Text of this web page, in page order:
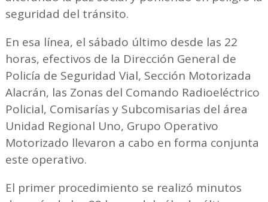
seguridad del tránsito.
En esa línea, el sábado último desde las 22
horas, efectivos de la Dirección General de
Policía de Seguridad Vial, Sección Motorizada
Alacrán, las Zonas del Comando Radioeléctrico
Policial, Comisarías y Subcomisarias del área
Unidad Regional Uno, Grupo Operativo
Motorizado llevaron a cabo en forma conjunta
este operativo.
El primer procedimiento se realizó minutos